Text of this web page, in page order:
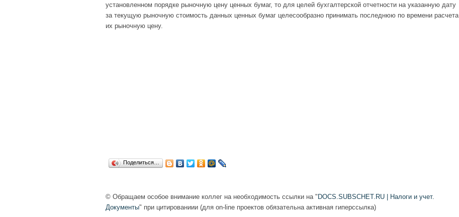
установленном порядке рыночную цену ценных бумаг, то для целей бухгалтерской отчетности на указанную дату
за текущую рыночную стоимость данных ценных бумаг целесообразно принимать последнюю по времени расчета
их рыночную цену.
Поделиться…
© Обращаем особое внимание коллег на необходимость ссылки на "DOCS.SUBSCHET.RU | Налоги и учет.
Документы" при цитированиии (для on-line проектов обязательна активная гиперссылка)